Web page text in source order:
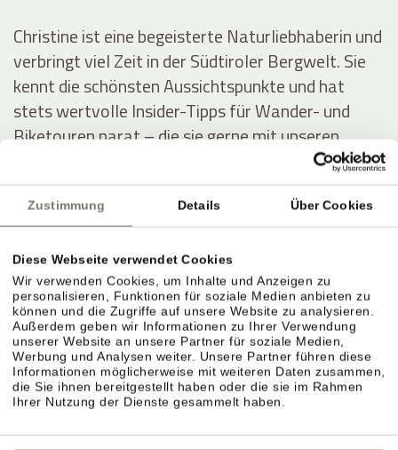
Zustimmung Details Über Cookies
Diese Webseite verwendet Cookies
Wir verwenden Cookies, um Inhalte und Anzeigen zu
personalisieren, Funktionen für soziale Medien anbieten zu
können und die Zugriffe auf unsere Website zu analysieren.
Außerdem geben wir Informationen zu Ihrer Verwendung
unserer Website an unsere Partner für soziale Medien,
Werbung und Analysen weiter. Unsere Partner führen diese
Informationen möglicherweise mit weiteren Daten zusammen,
die Sie ihnen bereitgestellt haben oder die sie im Rahmen
Ihrer Nutzung der Dienste gesammelt haben.
Christine ist eine begeisterte Naturliebhaberin und
verbringt viel Zeit in der Südtiroler Bergwelt. Sie
kennt die schönsten Aussichtspunkte und hat
stets wertvolle Insider-Tipps für Wander- und
Biketouren parat – die sie gerne mit unseren
Rosi besitzt einen ausgeprägten Sinn für Ästhetik.
ins Hotel und schafft stilvolle Dekorationen, auf
die uns die Gäste oft ansprechen.
Die Gastfreundschaft haben Rosi und Christine an
Anna weitergegeben. Sie betreut unsere Gäste mit
Freude, Geduld und Charme – auch in hektischen
Momenten.